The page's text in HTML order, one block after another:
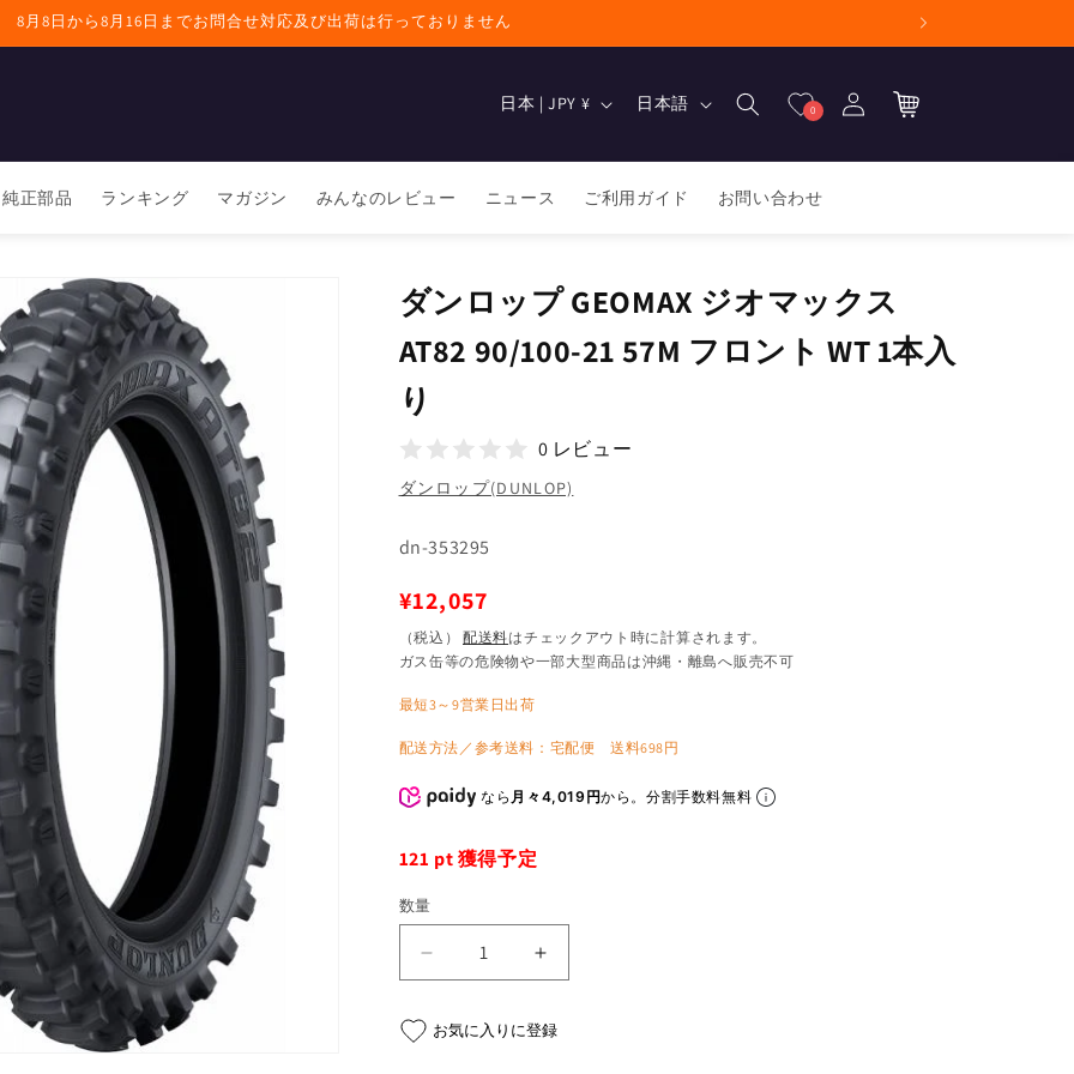
8月8日から8月16日までお問合せ対応及び出荷は行っておりません
国
地
域
日本 | JPY ¥
言
日本語 0
イ
ー
純正部品 ランキング マガジン みんなのレビュー ニュース ご利用ガイド お問い合わせ
ダンロップ GEOMAX ジオマックス
AT82 90/100-21 57M フロント WT 1本入
り
0 レビュー
ダンロップ(DUNLOP)
SKU:
dn-353295
通
常
価
格
¥12,057
（税込） 配送料はチェックアウト時に計算されます。
ガス缶等の危険物や一部大型商品は沖縄・離島へ販売不可
最短3～9営業日出荷
配送方法／参考送料：宅配便 送料698円
なら 月々4,019円から。分割手数料無料
121 pt 獲得予定
数量
ロ
ダ
ロ
お気に入りに登録